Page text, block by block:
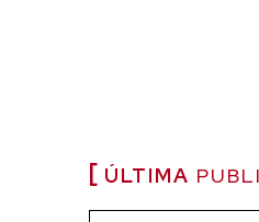
ÚLTIMA